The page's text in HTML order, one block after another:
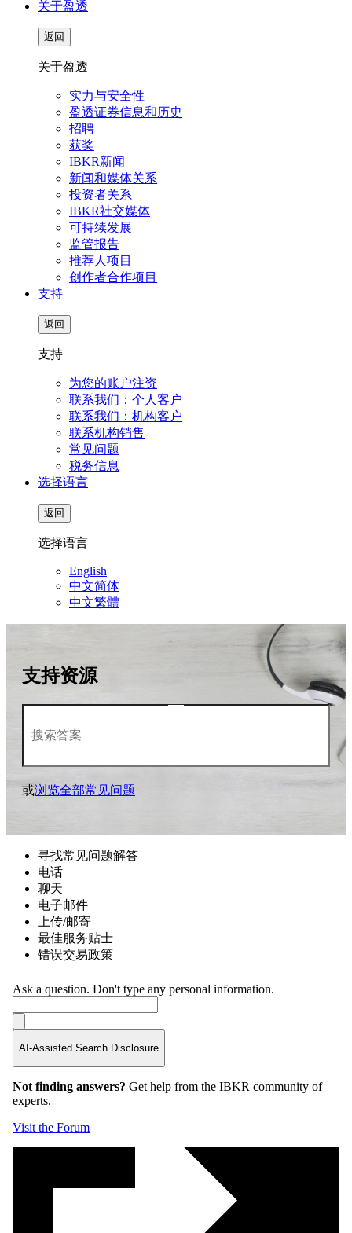
关于盈透
返回
关于盈透
实力与安全性
盈透证券信息和历史
招聘
获奖
IBKR新闻
新闻和媒体关系
投资者关系
IBKR社交媒体
可持续发展
监管报告
推荐人项目
创作者合作项目
支持
返回
支持
为您的账户注资
联系我们：个人客户
联系我们：机构客户
联系机构销售
常见问题
税务信息
选择语言
返回
选择语言
English
中文简体
中文繁體
支持资源
或浏览全部常见问题
寻找常见问题解答
电话
聊天
电子邮件
上传/邮寄
最佳服务贴士
错误交易政策